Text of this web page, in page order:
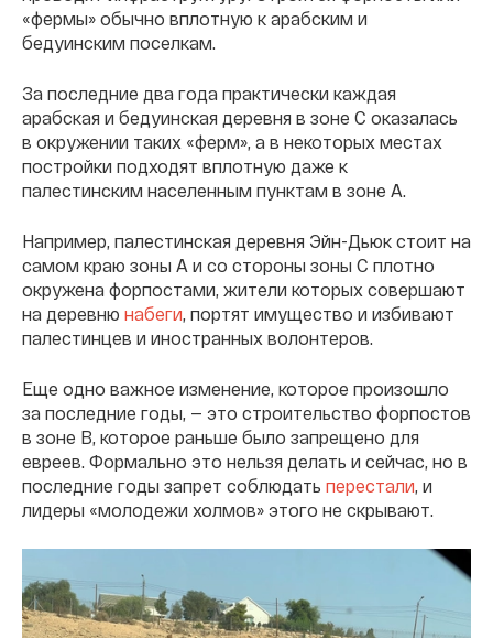
«фермы» обычно вплотную к арабским и
бедуинским поселкам.
За последние два года практически каждая
арабская и бедуинская деревня в зоне C оказалась
в окружении таких «ферм», а в некоторых местах
постройки подходят вплотную даже к
палестинским населенным пунктам в зоне А.
Например, палестинская деревня Эйн-Дьюк стоит на
самом краю зоны А и со стороны зоны С плотно
окружена форпостами, жители которых совершают
на деревню набеги, портят имущество и избивают
палестинцев и иностранных волонтеров.
Еще одно важное изменение, которое произошло
за последние годы, — это строительство форпостов
в зоне В, которое раньше было запрещено для
евреев. Формально это нельзя делать и сейчас, но в
последние годы запрет соблюдать перестали, и
лидеры «молодежи холмов» этого не скрывают.